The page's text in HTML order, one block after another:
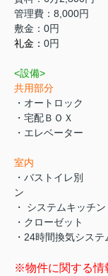
管理費：8,000円
敷金：0円
礼金： 0円
<設備>
共用部分
・オートロッ
・宅配ＢＯＸ
・エレベータ
室内
・バストイレ別
ン
・ システムキ
・クローゼッ
・24時間換気システ
※物件に関する情